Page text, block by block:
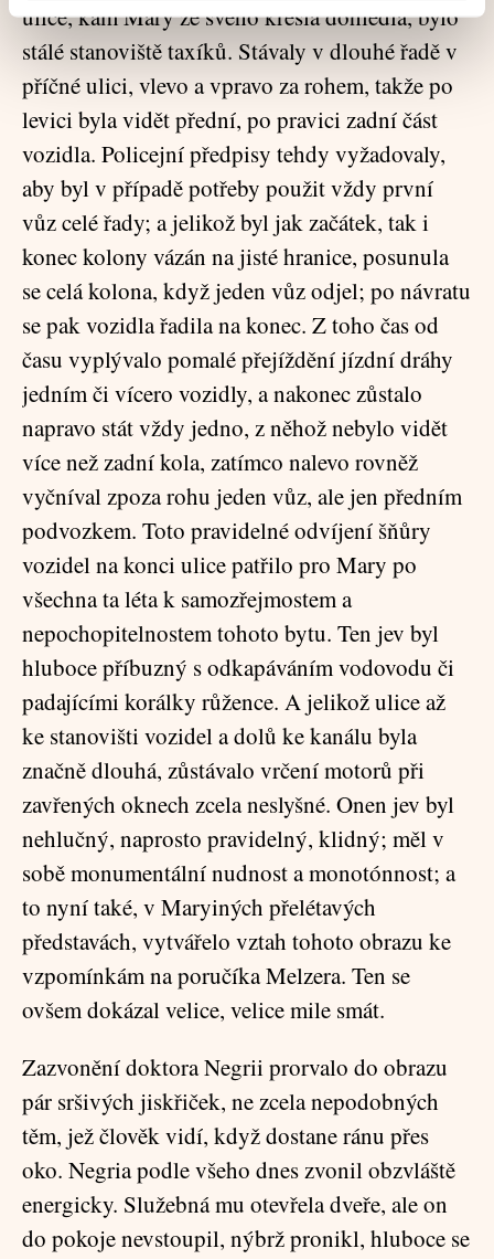
ulice, kam Mary ze svého křesla dohlédla, bylo
stálé stanoviště taxíků. Stávaly v dlouhé řadě v
příčné ulici, vlevo a vpravo za rohem, takže po
levici byla vidět přední, po pravici zadní část
vozidla. Policejní předpisy tehdy vyžadovaly,
aby byl v případě potřeby použit vždy první
vůz celé řady; a jelikož byl jak začátek, tak i
konec kolony vázán na jisté hranice, posunula
se celá kolona, když jeden vůz odjel; po návratu
se pak vozidla řadila na konec. Z toho čas od
času vyplývalo pomalé přejíždění jízdní dráhy
jedním či vícero vozidly, a nakonec zůstalo
napravo stát vždy jedno, z něhož nebylo vidět
více než zadní kola, zatímco nalevo rovněž
vyčníval zpoza rohu jeden vůz, ale jen předním
podvozkem. Toto pravidelné odvíjení šňůry
vozidel na konci ulice patřilo pro Mary po
všechna ta léta k samozřejmostem a
nepochopitelnostem tohoto bytu. Ten jev byl
hluboce příbuzný s odkapáváním vodovodu či
padajícími korálky růžence. A jelikož ulice až
ke stanovišti vozidel a dolů ke kanálu byla
značně dlouhá, zůstávalo vrčení motorů při
zavřených oknech zcela neslyšné. Onen jev byl
nehlučný, naprosto pravidelný, klidný; měl v
sobě monumentální nudnost a monotónnost; a
to nyní také, v Maryiných přelétavých
představách, vytvářelo vztah tohoto obrazu ke
vzpomínkám na poručíka Melzera. Ten se
ovšem dokázal velice, velice mile smát.
Zazvonění doktora Negrii prorvalo do obrazu
pár sršivých jiskřiček, ne zcela nepodobných
těm, jež člověk vidí, když dostane ránu přes
oko. Negria podle všeho dnes zvonil obzvláště
energicky. Služebná mu otevřela dveře, ale on
do pokoje nevstoupil, nýbrž pronikl, hluboce se